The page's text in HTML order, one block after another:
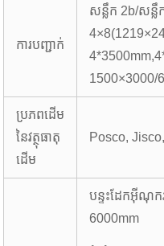
ការបញ្ជាក់
សន្លឹក 2b/សន្លឹ
1500×3000/
ប្រភពដើម
នៃវត្ថុធាតុ
ដើម
Posco,
បន្ទះដែកអ៊ីណុ
6000mm